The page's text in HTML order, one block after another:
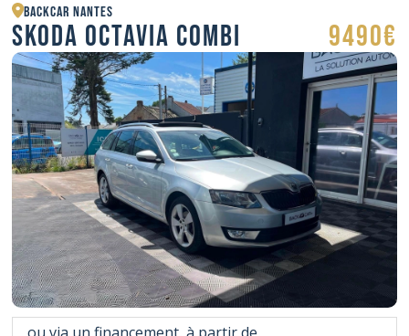
BACKCAR Nantes
SKODA OCTAVIA COMBI 9490€